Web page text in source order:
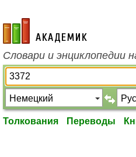
academic.ru
Словари и энциклопедии
Толкования Переводы